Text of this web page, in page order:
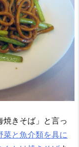
きそば」と言っ
菜と魚介類を具に